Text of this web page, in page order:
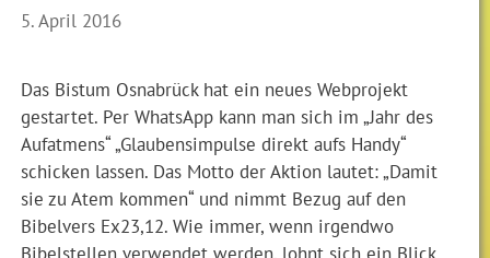
5. April 2016
Das Bistum Osnabrück hat ein neues Webprojekt
gestartet. Per WhatsApp kann man sich im „Jahr des
Aufatmens“ „Glaubensimpulse direkt aufs Handy“
schicken lassen. Das Motto der Aktion lautet: „Damit
sie zu Atem kommen“ und nimmt Bezug auf den
Bibelvers Ex23,12. Wie immer, wenn irgendwo